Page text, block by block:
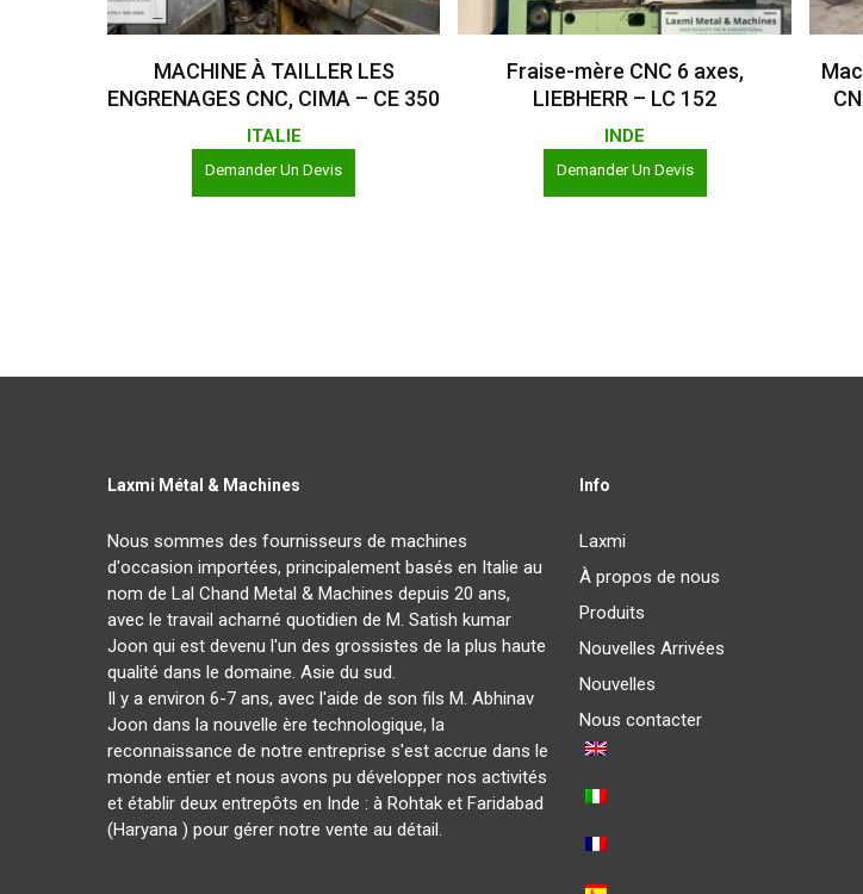
Lire La Suite
MACHINE À TAILLER LES
ENGRENAGES CNC, CIMA – CE 350
ITALIE
Demander Un Devis
Lire La Suite
Fraise-mère CNC 6 axes,
LIEBHERR – LC 152
INDE
Demander Un Devis
Laxmi Métal & Machines
Nous sommes des fournisseurs de machines
d'occasion importées, principalement basés en Italie au
nom de Lal Chand Metal & Machines depuis 20 ans,
avec le travail acharné quotidien de M. Satish kumar
Joon qui est devenu l'un des grossistes de la plus haute
qualité dans le domaine. Asie du sud.
Il y a environ 6-7 ans, avec l'aide de son fils M. Abhinav
Joon dans la nouvelle ère technologique, la
reconnaissance de notre entreprise s'est accrue dans le
monde entier et nous avons pu développer nos activités
et établir deux entrepôts en Inde : à Rohtak et Faridabad
(Haryana ) pour gérer notre vente au détail.
Info
Laxmi
À propos de nous
Produits
Nouvelles Arrivées
Nouvelles
Nous contacter